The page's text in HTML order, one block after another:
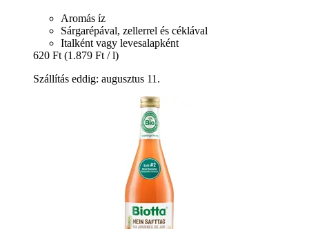
Aromás íz
Sárgarépával, zellerrel és céklával
Italként vagy levesalapként
620 Ft (1.879 Ft / l)
Szállítás eddig: augusztus 11.